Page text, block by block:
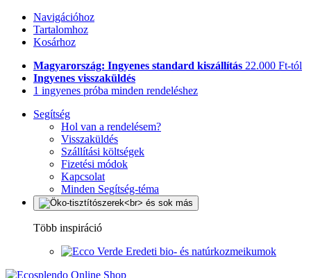
Navigációhoz
Tartalomhoz
Kosárhoz
Magyarország: Ingyenes standard kiszállítás 22.000 Ft-tól
Ingyenes visszaküldés
1 ingyenes próba minden rendeléshez
Segítség
Hol van a rendelésem?
Visszaküldés
Szállítási költségek
Fizetési módok
Kapcsolat
Minden Segítség-téma
Több inspiráció
Eredeti bio- és natúrkozmeikumok